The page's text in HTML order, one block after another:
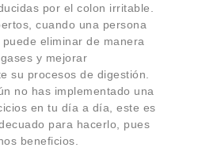
por el colon irritable.
cuando una persona
eliminar de manera
y mejorar
su procesos de digestión.
no has implementado una
en tu día a día, este es
para hacerlo, pues
beneficios.